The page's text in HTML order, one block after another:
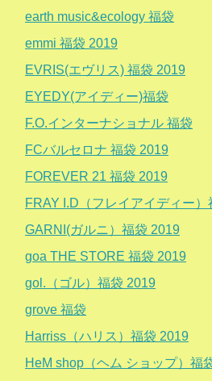
earth music&ecology 福袋
emmi 福袋 2019
EVRIS(エヴリス) 福袋 2019
EYEDY(アイディー)福袋
F.O.インターナショナル 福袋
FCバルセロナ 福袋 2019
FOREVER 21 福袋 2019
FRAY I.D（フレイアイディー）
GARNI(ガルニ）福袋 2019
goa THE STORE 福袋 2019
gol.（ゴル）福袋 2019
grove 福袋
Harriss（ハリス）福袋 2019
HeM shop（ヘム ショップ）福